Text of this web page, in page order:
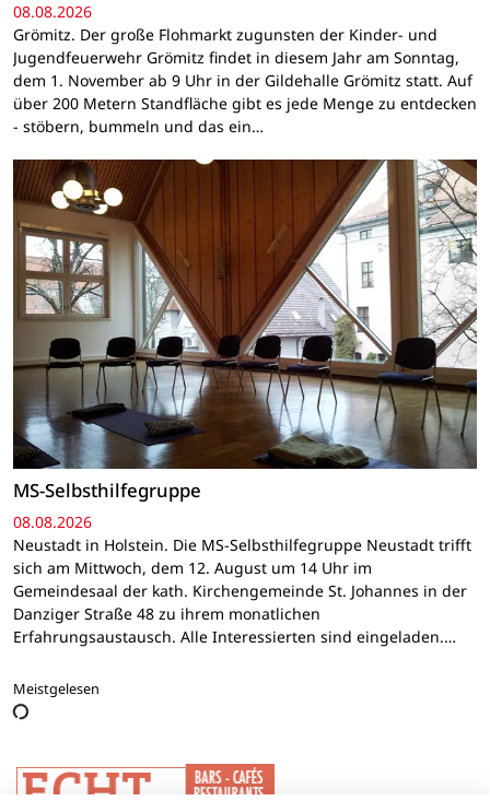
08.08.2026
Grömitz. Der große Flohmarkt zugunsten der Kinder- und
Jugendfeuerwehr Grömitz findet in diesem Jahr am Sonntag,
dem 1. November ab 9 Uhr in der Gildehalle Grömitz statt. Auf
über 200 Metern Standfläche gibt es jede Menge zu entdecken
- stöbern, bummeln und das ein…
MS-Selbsthilfegruppe
08.08.2026
Neustadt in Holstein. Die MS-Selbsthilfegruppe Neustadt trifft
sich am Mittwoch, dem 12. August um 14 Uhr im
Gemeindesaal der kath. Kirchengemeinde St. Johannes in der
Danziger Straße 48 zu ihrem monatlichen
Erfahrungsaustausch. Alle Interessierten sind eingeladen.…
Meistgelesen